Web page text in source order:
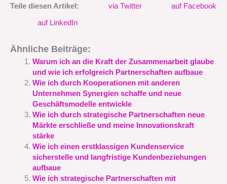
Teile diesen Artikel: via Twitter auf Facebook
auf LinkedIn
Ähnliche Beiträge:
Warum ich an die Kraft der Zusammenarbeit glaube
und wie ich erfolgreich Partnerschaften aufbaue
Wie ich durch Kooperationen mit anderen
Unternehmen Synergien schaffe und neue
Geschäftsmodelle entwickle
Wie ich durch strategische Partnerschaften neue
Märkte erschließe und meine Innovationskraft
stärke
Wie ich einen erstklassigen Kundenservice
sicherstelle und langfristige Kundenbeziehungen
aufbaue
Wie ich strategische Partnerschaften mit